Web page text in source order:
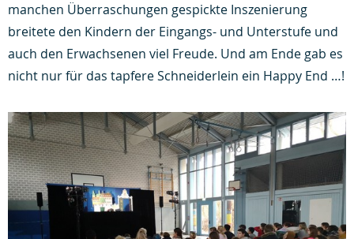
manchen Überraschungen gespickte Inszenierung
breitete den Kindern der Eingangs- und Unterstufe und
auch den Erwachsenen viel Freude. Und am Ende gab es
nicht nur für das tapfere Schneiderlein ein Happy End …!